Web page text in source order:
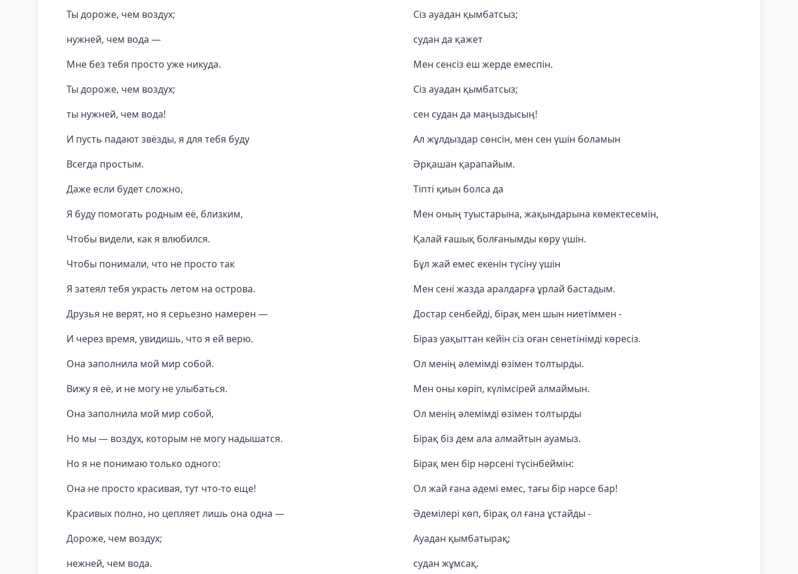
Ты дороже, чем воздух;
нужней, чем вода —
Мне без тебя просто уже никуда.
Ты дороже, чем воздух;
ты нужней, чем вода!
И пусть падают звёзды, я для тебя буду
Всегда простым.
Даже если будет сложно,
Я буду помогать родным её, близким,
Чтобы видели, как я влюбился.
Чтобы понимали, что не просто так
Я затеял тебя украсть летом на острова.
Друзья не верят, но я серьезно намерен —
И через время, увидишь, что я ей верю.
Она заполнила мой мир собой.
Вижу я её, и не могу не улыбаться.
Она заполнила мой мир собой,
Но мы — воздух, которым не могу надышатся.
Но я не понимаю только одного:
Она не просто красивая, тут что-то еще!
Красивых полно, но цепляет лишь она одна —
Дороже, чем воздух;
нежней, чем вода.
Сіз ауадан қымбатсыз;
судан да қажет
Мен сенсіз еш жерде емеспін.
Сіз ауадан қымбатсыз;
сен судан да маңыздысың!
Ал жұлдыздар сөнсін, мен сен үшін боламын
Әрқашан қарапайым.
Тіпті қиын болса да
Мен оның туыстарына, жақындарына көмектесемін,
Қалай ғашық болғанымды көру үшін.
Бұл жай емес екенін түсіну үшін
Мен сені жазда аралдарға ұрлай бастадым.
Достар сенбейді, бірақ мен шын ниетіммен -
Біраз уақыттан кейін сіз оған сенетінімді көресіз.
Ол менің әлемімді өзімен толтырды.
Мен оны көріп, күлімсірей алмаймын.
Ол менің әлемімді өзімен толтырды
Бірақ біз дем ала алмайтын ауамыз.
Бірақ мен бір нәрсені түсінбеймін:
Ол жай ғана әдемі емес, тағы бір нәрсе бар!
Әдемілері көп, бірақ ол ғана ұстайды -
Ауадан қымбатырақ;
судан жұмсақ.